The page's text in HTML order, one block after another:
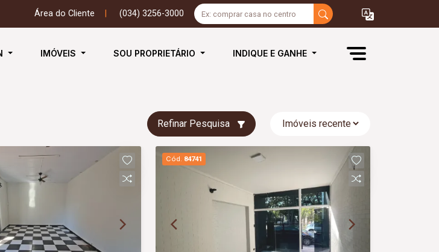
Área do Cliente (034) 3256-3000
IMÓVEIS SOU PROPRIETÁRIO INDIQUE E GANHE
Refinar Pesquisa
Cód. 84741